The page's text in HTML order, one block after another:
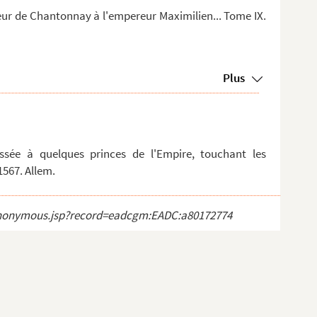
de Chantonnay à l'empereur Maximilien... Tome IX.
Plus
à quelques princes de l'Empire, touchant les
Allem.